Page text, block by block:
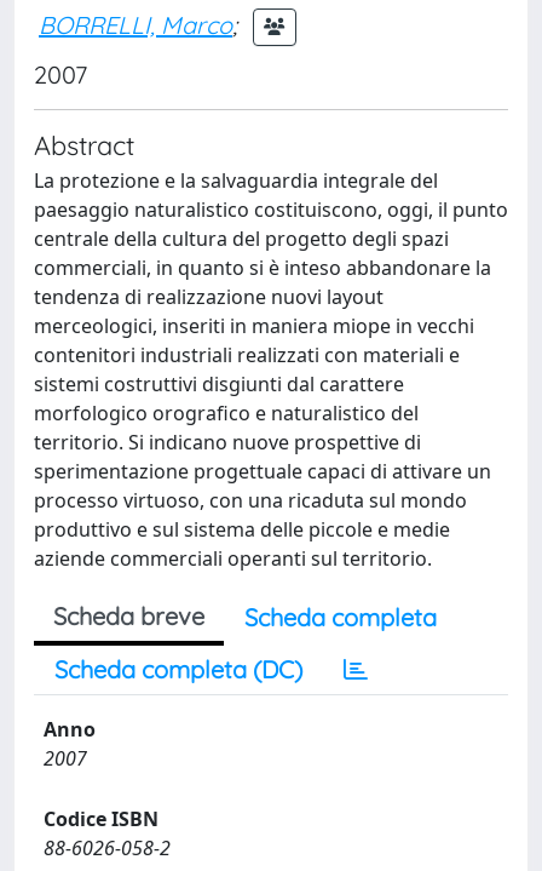
BORRELLI, Marco;
2007
Abstract
La protezione e la salvaguardia integrale del
paesaggio naturalistico costituiscono, oggi, il punto
centrale della cultura del progetto degli spazi
commerciali, in quanto si è inteso abbandonare la
tendenza di realizzazione nuovi layout
merceologici, inseriti in maniera miope in vecchi
contenitori industriali realizzati con materiali e
sistemi costruttivi disgiunti dal carattere
morfologico orografico e naturalistico del
territorio. Si indicano nuove prospettive di
sperimentazione progettuale capaci di attivare un
processo virtuoso, con una ricaduta sul mondo
produttivo e sul sistema delle piccole e medie
aziende commerciali operanti sul territorio.
Scheda breve
Scheda completa
Scheda completa (DC)
Anno
2007
Codice ISBN
88-6026-058-2